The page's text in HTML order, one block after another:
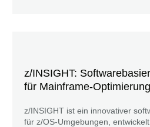
z/INSIGHT:
für Mainframe-Optimierung
z/INSIGHT ist ein innovativer
für z/OS-Umgebungen, entwickelt